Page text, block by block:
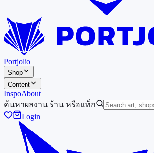
Portjolio
Shop
Content
InspoAbout
ค้นหาผลงาน ร้าน หรือแท็ก
Login